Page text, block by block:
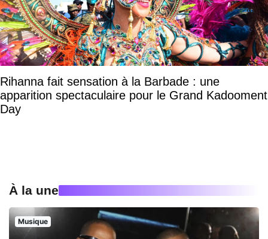
Rihanna fait sensation à la Barbade : une
apparition spectaculaire pour le Grand Kadooment
Day
À la une
Musique